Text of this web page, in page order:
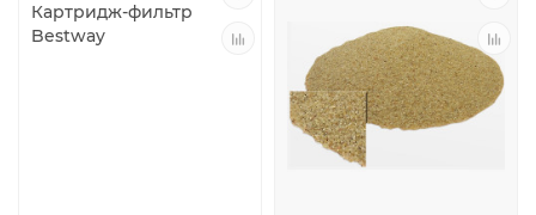
Картридж-фильтр
Bestway